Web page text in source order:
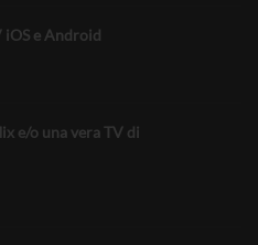
iOS e Android
e/o una vera TV di